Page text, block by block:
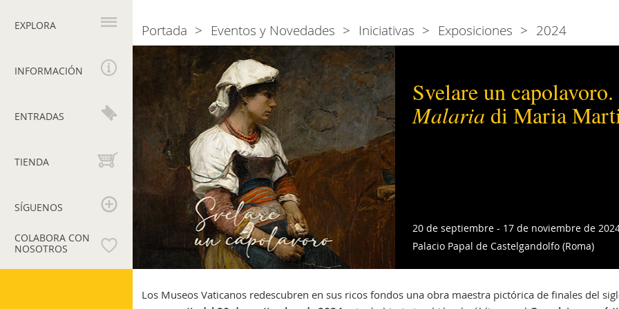
principal
EXPLORA
INFORMACIÓN
ENTRADAS
TIENDA
SÍGUENOS
COLABORA CON
NOSOTROS
Svelare
capolavoro.
restauro
Malaria
Maria
Martinetti
Svelare un
Malaria di Maria
20 de septiembre - 17 de noviembre de
Palacio Papal de Castelgandolfo (Roma)
Los Museos Vaticanos redescubren en sus ricos fondos una obra maestra pictórica de finales del
Breadcrumb
Portada Eventos y Novedades Iniciativas Exposiciones 2024